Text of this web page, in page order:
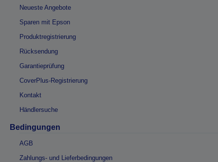
Neueste Angebote
Sparen mit Epson
Produktregistrierung
Rücksendung
Garantieprüfung
CoverPlus-Registrierung
Kontakt
Händlersuche
Bedingungen
AGB
Zahlungs- und Lieferbedingungen